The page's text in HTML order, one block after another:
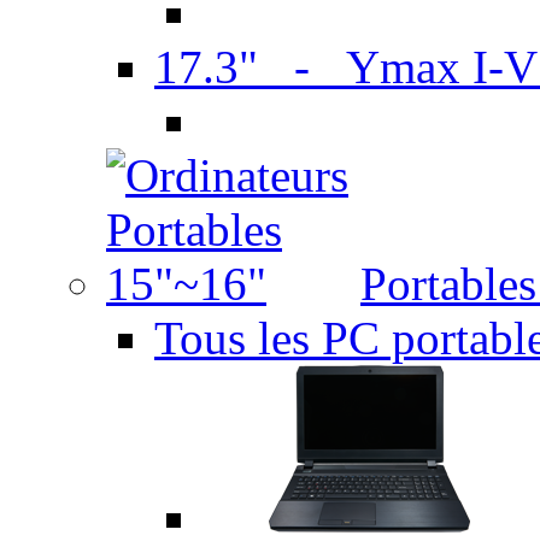
17.3" - Ymax I-
Tous les PC